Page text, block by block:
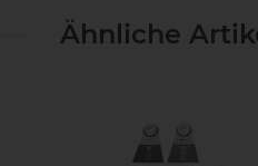
Ähnliche